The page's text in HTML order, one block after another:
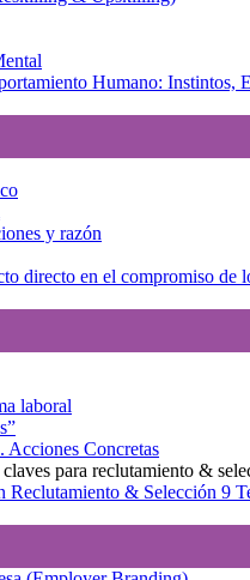
Humano: Instintos,
y razón
directo en el compromiso de
laboral
Acciones Concretas
para reclutamiento &
Reclutamiento & Selección 9